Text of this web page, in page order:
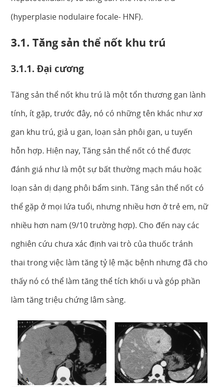
(hyperplasie nodulaire focale- HNF).
3.1. Tăng sản thể nốt khu trú
3.1.1. Đại cương
Tăng sản thể nốt khu trú là một tổn thương gan lành
tính, ít gặp, trước đây, nó có những tên khác như xơ
gan khu trú, giả u gan, loạn sản phôi gan, u tuyến
hỗn hợp. Hiện nay, Tăng sản thể nốt có thể được
đánh giá như là một sự bất thường mạch máu hoặc
loạn sản dị dạng phôi bẩm sinh. Tăng sản thể nốt có
thể gặp ở mọi lứa tuổi, nhưng nhiều hơn ở trẻ em, nữ
nhiều hơn nam (9/10 trường hợp). Cho đến nay các
nghiên cứu chưa xác định vai trò của thuốc tránh
thai trong việc làm tăng tỷ lệ mặc bệnh nhưng đã cho
thấy nó có thể làm tăng thể tích khối u và góp phần
làm tăng triệu chứng lâm sàng.